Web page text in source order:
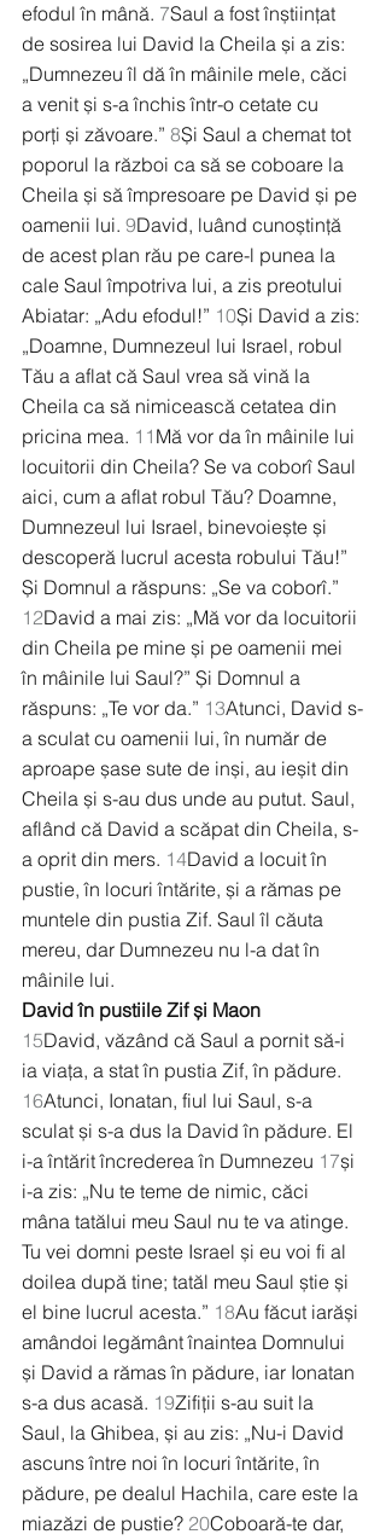
efodul în mână. 7Saul a fost înștiințat
de sosirea lui David la Cheila și a zis:
„Dumnezeu îl dă în mâinile mele, căci
a venit și s-a închis într-o cetate cu
porți și zăvoare.” 8Și Saul a chemat tot
poporul la război ca să se coboare la
Cheila și să împresoare pe David și pe
oamenii lui. 9David, luând cunoștință
de acest plan rău pe care-l punea la
cale Saul împotriva lui, a zis preotului
Abiatar: „Adu efodul!” 10Și David a zis:
„Doamne, Dumnezeul lui Israel, robul
Tău a aflat că Saul vrea să vină la
Cheila ca să nimicească cetatea din
pricina mea. 11 Mă vor da în mâinile lui
locuitorii din Cheila? Se va coborî Saul
aici, cum a aflat robul Tău? Doamne,
Dumnezeul lui Israel, binevoiește și
descoperă lucrul acesta robului Tău!”
Și Domnul a răspuns: „Se va coborî.”
12David a mai zis: „Mă vor da locuitorii
din Cheila pe mine și pe oamenii mei
în mâinile lui Saul?” Și Domnul a
răspuns: „Te vor da.” 13Atunci, David s-
a sculat cu oamenii lui, în număr de
aproape șase sute de inși, au ieșit din
Cheila și s-au dus unde au putut. Saul,
aflând că David a scăpat din Cheila, s-
a oprit din mers. 14David a locuit în
pustie, în locuri întărite, și a rămas pe
muntele din pustia Zif. Saul îl căuta
mereu, dar Dumnezeu nu l-a dat în
mâinile lui.
David în pustiile Zif și Maon
15David, văzând că Saul a pornit să-i
ia viața, a stat în pustia Zif, în pădure.
16Atunci, Ionatan, fiul lui Saul, s-a
sculat și s-a dus la David în pădure. El
i-a întărit încrederea în Dumnezeu 17și
i-a zis: „Nu te teme de nimic, căci
mâna tatălui meu Saul nu te va atinge.
Tu vei domni peste Israel și eu voi fi al
doilea după tine; tatăl meu Saul știe și
el bine lucrul acesta.” 18Au făcut iarăși
amândoi legământ înaintea Domnului
și David a rămas în pădure, iar Ionatan
s-a dus acasă. 19Zifiții s-au suit la
Saul, la Ghibea, și au zis: „Nu-i David
ascuns între noi în locuri întărite, în
pădure, pe dealul Hachila, care este la
miazăzi de pustie? 20Coboară-te dar,